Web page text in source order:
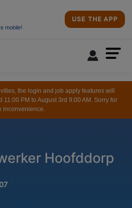
mobile!
USE THE APP
the login and job apply features will
11:00 PM to August 3rd 9:00 AM. Sorry for
inconvenience.
Hoofddorp